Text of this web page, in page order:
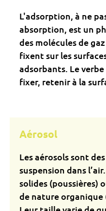
L'adsorption, à ne
absorption, est un
des molécules de
fixent sur les
adsorbants. Le
fixer, retenir à la
Aérosol
Les aérosols sont
suspension dans
solides (poussières)
de nature organique